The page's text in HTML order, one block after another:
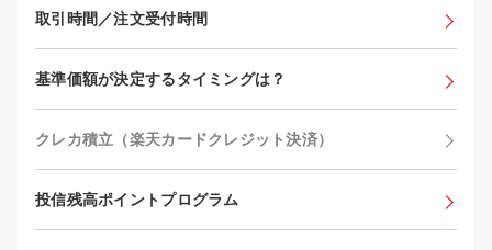
取引時間／注文受付時間
基準価額が決定するタイミングは？
クレカ積立（楽天カードクレジット決済）
投信残高ポイントプログラム